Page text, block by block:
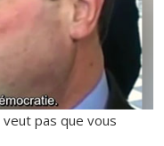
veut pas que vous